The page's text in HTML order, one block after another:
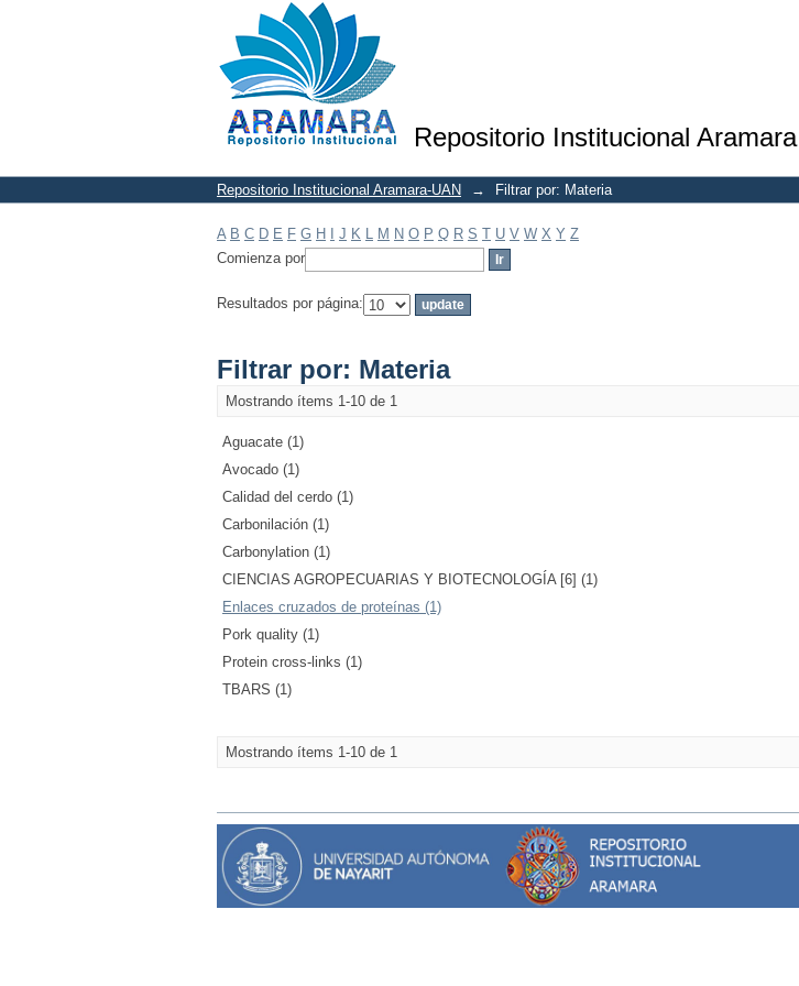
Repositorio Institucional Aramara
Filtrar por: Materia
Repositorio Institucional Aramara-UAN → Filtrar por: Materia
A B C D E F G H J K L M N O P Q R S T U V W X Y Z
Comienza por
Resultados por página:
Filtrar por: Materia
Mostrando ítems 1-10 de 1
Aguacate (1)
Avocado (1)
Calidad del cerdo (1)
Carbonilación (1)
Carbonylation (1)
CIENCIAS AGROPECUARIAS Y BIOTECNOLOGÍA [6] (1)
Enlaces cruzados de proteínas (1)
Pork quality (1)
Protein cross-links (1)
TBARS (1)
Mostrando ítems 1-10 de 1